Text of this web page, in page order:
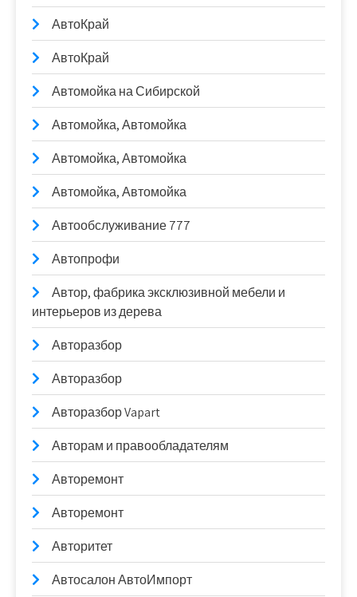
АвтоКрай
АвтоКрай
Автомойка на Сибирской
Автомойка, Автомойка
Автомойка, Автомойка
Автомойка, Автомойка
Автообслуживание 777
Автопрофи
Автор, фабрика эксклюзивной мебели и
интерьеров из дерева
Авторазбор
Авторазбор
Авторазбор Vapart
Авторам и правообладателям
Авторемонт
Авторемонт
Авторитет
Автосалон АвтоИмпорт